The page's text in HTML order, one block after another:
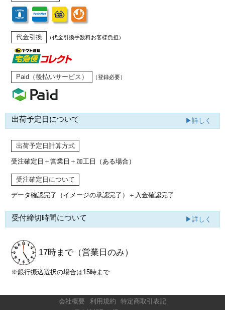
代金引換 （代金引換手数料お客様負担）
Paid（後払いサービス） （登録必要）
出荷予定日について ▶詳しく
出荷予定日計算方式
受注確定日＋営業日＋加工日（ある場合）
受注確定日について
データ確認完了（イメージの承認完了） ＋入金確認完了
受付締切時間について ▶詳しく
17時まで （営業日のみ）
※銀行振込選択の場合は15時まで
会社概要 利用規約
特定商取引表記